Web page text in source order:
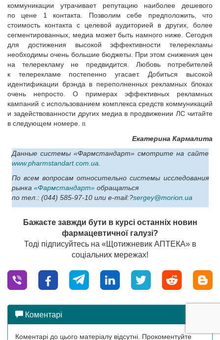
коммуникации утрачивает репутацию наиболее дешевого
по цене 1 контакта. Позволим себе предположить, что
стоимость контакта с целевой аудиторией в других, более
сегментированных, медиа может быть намного ниже. Сегодня
для достижения высокой эффективности телерекламы
необходимы очень большие бюджеты. При этом снижения цен
на телерекламу не предвидится. Любовь потребителей
к телерекламе постепенно угасает. Добиться высокой
идентификации брэнда в переполненных рекламных блоках
очень непросто. О примерах эффективных рекламных
кампаний с использованием комплекса средств коммуникаций
и задействованности других медиа в продвижении ЛС читайте
в следующем номере. n
Екатерина Кармалита
Данные системы «Фармстандарт» смотрите на сайте
www.pharmstandart.com.ua
По всем вопросам относительно cистемы исследования
рынка «Фармстандарт»обращаться
по тел.: (044) 585-97-10 или e-mail:?sergey@morion.ua
Бажаєте завжди бути в курсі останніх новин
фармацевтичної галузі?
Тоді підписуйтесь на «Щотижневик АПТЕКА» в
соціальних мережах!
Коментарі
Коментарі до цього матеріалу відсутні. Прокоментуйте